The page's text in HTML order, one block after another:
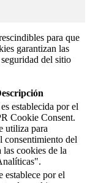
para que
garantizan las
del sitio
establecida por el
Cookie Consent.
utiliza para
consentimiento del
las cookies de la
establece por el